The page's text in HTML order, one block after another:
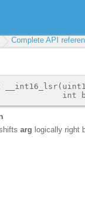
Complete API